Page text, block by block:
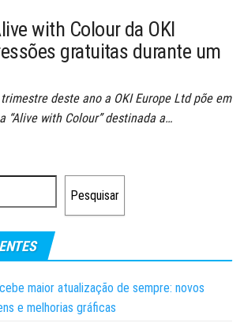
with Colour da OKI
gratuitas durante um
deste ano a OKI Europe Ltd põe em
“Alive with Colour” destinada a…
Pesquisar
maior atualização de sempre: novos
e melhorias gráficas